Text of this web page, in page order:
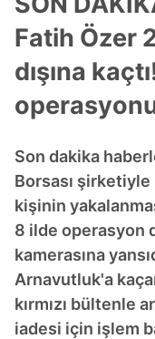
Fatih Özer
dışına
Son dakika
Borsası
kişinin
8 ilde operasyon
kamerasına
Arnavutluk'a
kırmızı bültenle
iadesi için işlem